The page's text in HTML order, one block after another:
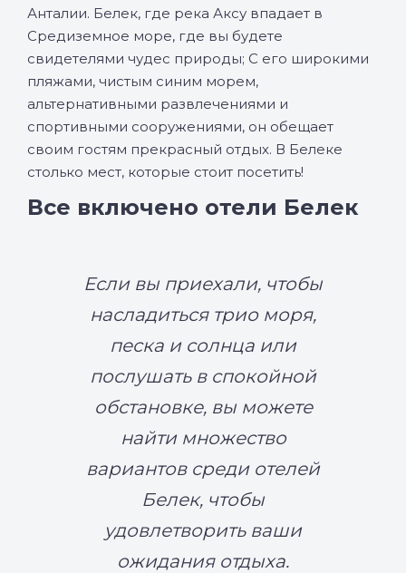
Анталии. Белек, где река Аксу впадает в
Средиземное море, где вы будете
свидетелями чудес природы; С его широкими
пляжами, чистым синим морем,
альтернативными развлечениями и
спортивными сооружениями, он обещает
своим гостям прекрасный отдых. В Белеке
столько мест, которые стоит посетить!
Все включено отели Белек
Если вы приехали, чтобы
насладиться трио моря,
песка и солнца или
послушать в спокойной
обстановке, вы можете
найти множество
вариантов среди отелей
Белек, чтобы
удовлетворить ваши
ожидания отдыха.